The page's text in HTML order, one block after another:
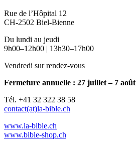
Rue de l’Hôpital 12
CH-2502 Biel-Bienne
Du lundi au jeudi
9h00–12h00 | 13h30–17h00
Vendredi sur rendez-vous
Fermeture annuelle : 27 juillet – 7 août
Tél. +41 32 322 38 58
contact(at)la-bible.ch
www.la-bible.ch
www.bible-shop.ch